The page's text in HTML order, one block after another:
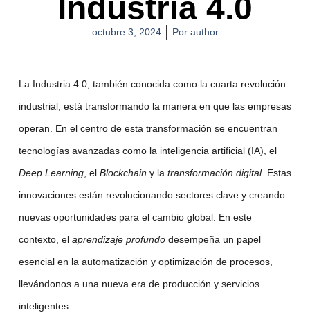
Industria 4.0
octubre 3, 2024 Porauthor
La Industria 4.0, también conocida como la cuarta revolución
industrial, está transformando la manera en que las empresas
operan. En el centro de esta transformación se encuentran
tecnologías avanzadas como la inteligencia artificial (IA), el
Deep Learning, el Blockchain y la transformación digital. Estas
innovaciones están revolucionando sectores clave y creando
nuevas oportunidades para el cambio global. En este
contexto, el aprendizaje profundodesempeña un papel
esencial en la automatización y optimización de procesos,
llevándonos a una nueva era de producción y servicios
inteligentes.